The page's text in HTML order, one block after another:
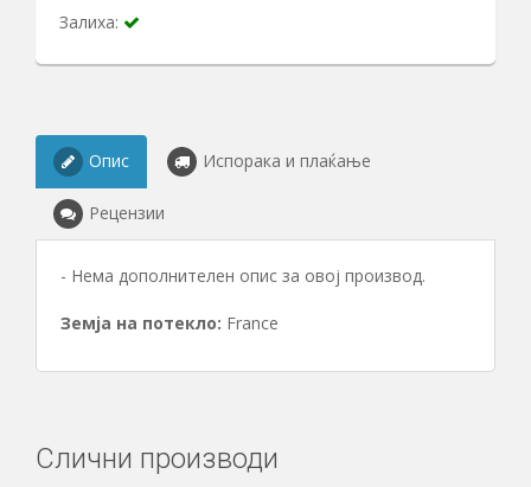
Залиха:
Опис Испорака и плаќање
Рецензии
- Нема дополнителен опис за овој производ.
Земја на потекло: France
Слични производи